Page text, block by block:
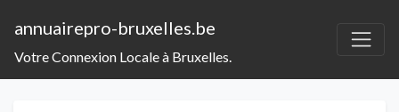
annuairepro-bruxelles.be
Votre Connexion Locale à Bruxelles.